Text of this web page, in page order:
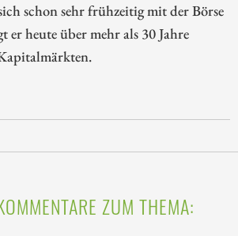
schon sehr frühzeitig mit der Börse
er heute über mehr als 30 Jahre
ZUM THEMA: